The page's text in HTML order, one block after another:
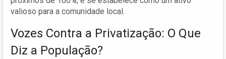
valioso para a comunidade local.
Vozes Contra a Privatização: O Que
Diz a População?